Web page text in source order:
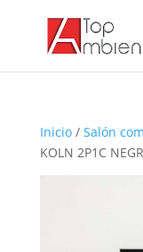
Inicio/ Salón
KOLN 2P1C